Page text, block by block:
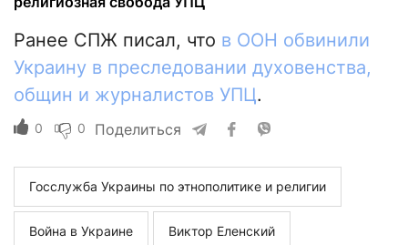
Ранее СПЖ писал, что в ООН обвинили
Украину в преследовании духовенства,
общин и журналистов УПЦ.
0 0 Поделиться
Госслужба Украины по этнополитике и религии
Война в Украине Виктор Еленский